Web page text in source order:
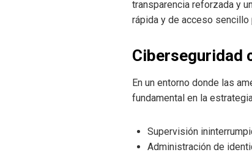
transparencia reforzada y
rápida y de acceso sencillo
Ciberseguridad
En un entorno donde las
fundamental en la
Supervisión
Administración de